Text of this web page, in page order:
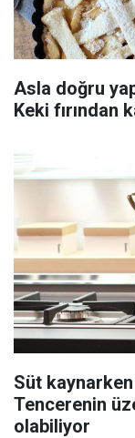
Asla doğru
Keki fırından
Süt
Tencerenin
olabiliyor